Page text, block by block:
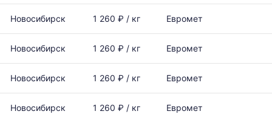
Новосибирск 1 260 ₽ / кг Евромет
Новосибирск 1 260 ₽ / кг Евромет
Новосибирск 1 260 ₽ / кг Евромет
Новосибирск 1 260 ₽ / кг Евромет